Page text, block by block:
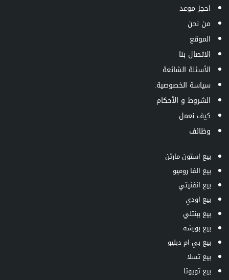
احجز موعد
من نحن
الموقع
الاتصال بنا
الأسئلة الشائعة
سياسة الخصوصية.
الشروط و الأحكام
كيف نعمل
وظائف
بيع استون مارتن
بيع الفا روميو
بيع انفنيتي
بيع اودي
بيع ببنتلي
بيع بورشه
بيع بي ام دبليو
بيع تسلا
بيع تويوتا